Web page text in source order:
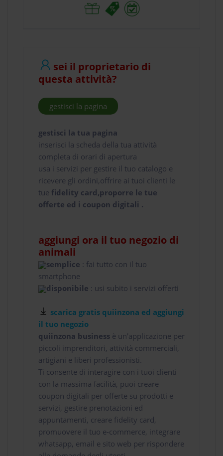
sei il proprietario di
questa attività?
gestisci la pagina
gestisci la tua pagina
inserisci la scheda della tua attività
completa di orari di apertura
usa i servizi per gestire il tuo catalogo e
ricevere gli ordini,offrire ai tuoi clienti le
tue fidelity card,proporre le tue
offerte ed i coupon digitali .
aggiungi ora il tuo negozio di
animali
semplice : fai tutto con il tuo
smartphone
disponibile : usi subito i servizi offerti
scarica gratis quiinzona ed aggiungi
il tuo negozio
quiinzona business è un'applicazione per
piccoli imprenditori, attività commerciali,
artigiani e liberi professionisti.
Ti consente di interagire con i tuoi clienti
con la massima facilità, puoi creare
coupon digitali per offerte su prodotti e
servizi, gestire prenotazioni ed
appuntamenti, creare fidelity card,
promuovere il tuo e-commerce, integrare
whatsapp, email e sito web per rispondere